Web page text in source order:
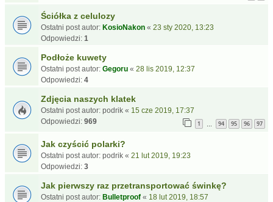
Ściółka z celulozy
Ostatni post autor: KosioNakon « 23 sty 2020, 13:23
Odpowiedzi: 1
Podłoże kuwety
Ostatni post autor: Gegoru « 28 lis 2019, 12:37
Odpowiedzi: 4
Zdjęcia naszych klatek
Ostatni post autor: podrik « 15 cze 2019, 17:37
Odpowiedzi: 969 1 94 95 96 97
Jak czyścić polarki?
Ostatni post autor: podrik « 21 lut 2019, 19:23
Odpowiedzi: 3
Jak pierwszy raz przetransportować świnkę?
Ostatni post autor: Bulletproof « 18 lut 2019, 18:57